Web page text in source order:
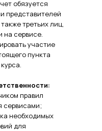
обязуется
представителей
третьих лиц,
на сервисе.
участие
пункта
правил
сервисами;
необходимых
для